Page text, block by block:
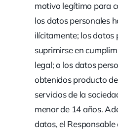
motivo legítimo para
los datos personales
ilícitamente; los datos
suprimirse en
legal; o los datos
obtenidos producto
servicios de la
menor de 14 años.
datos, el